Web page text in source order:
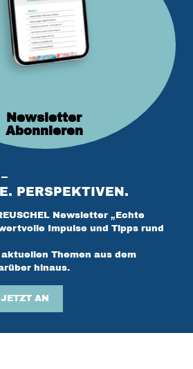
PERSPEKTIVEN.
Newsletter „Echte
Impulse und Tipps rund
Themen aus dem
hinaus.
AN
Newsletter
Abonnieren